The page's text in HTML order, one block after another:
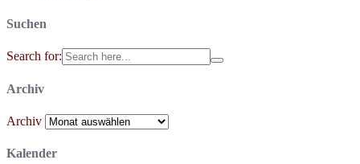
Suchen
Search for:
Archiv
Archiv
Kalender